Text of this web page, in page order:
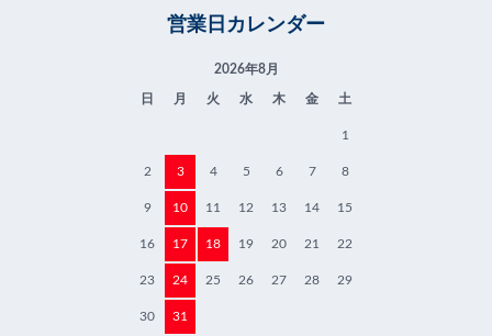
営業日カレンダー
2026年8月
日 月 火 水 木 金 土
1
2 3 4 5 6 7 8
9 10 11 12 13 14 15
16 17 18 19 20 21 22
23 24 25 26 27 28 29
30 31